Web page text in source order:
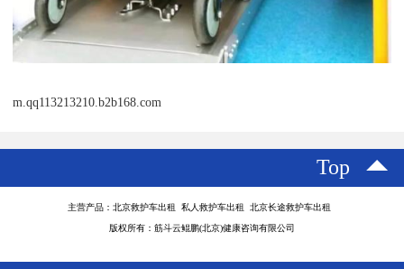
m.qq113213210.b2b168.com
Top
主营产品：北京救护车出租 私人救护车出租 北京长途救护车出租
版权所有：筋斗云鲲鹏(北京)健康咨询有限公司